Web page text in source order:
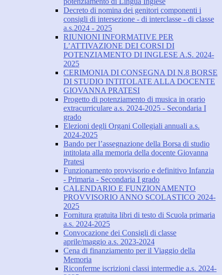
Decreto di nomina dei genitori componenti i
consigli di intersezione - di interclasse - di classe
a.s.2024 - 2025
RIUNIONI INFORMATIVE PER
L’ATTIVAZIONE DEI CORSI DI
POTENZIAMENTO DI INGLESE A.S. 2024-
2025
CERIMONIA DI CONSEGNA DI N.8 BORSE
DI STUDIO INTITOLATE ALLA DOCENTE
GIOVANNA PRATESI
Progetto di potenziamento di musica in orario
extracurriculare a.s. 2024-2025 - Secondaria I
grado
Elezioni degli Organi Collegiali annuali a.s.
2024-2025
Bando per l’assegnazione della Borsa di studio
intitolata alla memoria della docente Giovanna
Pratesi
Funzionamento provvisorio e definitivo Infanzia
- Primaria - Secondaria I grado
CALENDARIO E FUNZIONAMENTO
PROVVISORIO ANNO SCOLASTICO 2024-
2025
Fornitura gratuita libri di testo di Scuola primaria
a.s. 2024-2025
Convocazione dei Consigli di classe
aprile/maggio a.s. 2023-2024
Cena di finanziamento per il Viaggio della
Memoria
Riconferme iscrizioni classi intermedie a.s. 2024-